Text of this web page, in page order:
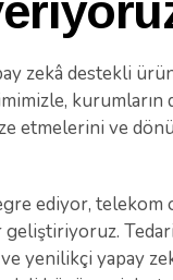
zekâ destekli
kurumların
etmelerini ve
ediyor,
ve yenilikçi yapay